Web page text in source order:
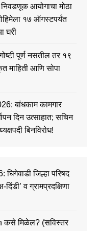
आयोगाचा मोठा
१७ ऑगस्टपर्यंत
घरी
पूर्ण नसतील तर १९
माहिती आणि सोपा
बांधकाम कामगार
दिन उत्साहात; सचिन
बिनविरोध!
जिल्हा परिषद
व ग्रामप्रदक्षिणा
कसे मिळेल? (सविस्तर